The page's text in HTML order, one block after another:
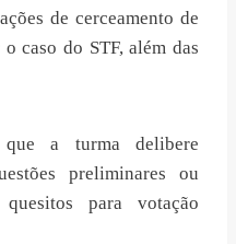
de cerceamento de
caso do STF, além das
a turma delibere
preliminares ou
para votação